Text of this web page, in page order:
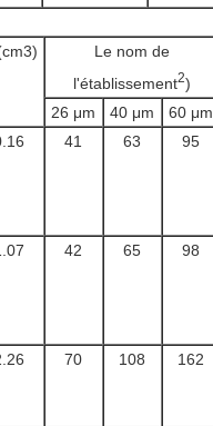
Le nom de
l'établissement2)
26 μm 40 μm
60 μm
41 63 95
42 65 98
70 108 162